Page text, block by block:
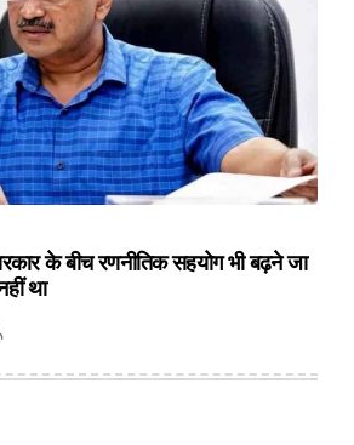
के बीच रणनीतिक सहयोग भी बढ़ने जा
था